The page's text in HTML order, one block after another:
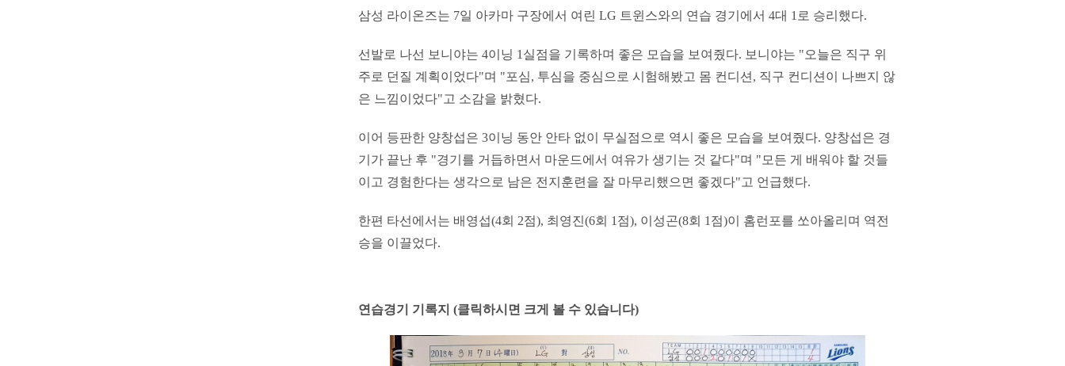
삼성 라이온즈는 7일 아카마 구장에서 여린 LG 트윈스와의 연습 경기에서 4대 1로 승리했다.
선발로 나선 보니야는 4이닝 1실점을 기록하며 좋은 모습을 보여줬다. 보니야는 "오늘은 직구 위
주로 던질 계획이었다"며 "포심, 투심을 중심으로 시험해봤고 몸 컨디션, 직구 컨디션이 나쁘지 않
은 느낌이었다"고 소감을 밝혔다.
이어 등판한 양창섭은 3이닝 동안 안타 없이 무실점으로 역시 좋은 모습을 보여줬다. 양창섭은 경
기가 끝난 후 "경기를 거듭하면서 마운드에서 여유가 생기는 것 같다"며 "모든 게 배워야 할 것들
이고 경험한다는 생각으로 남은 전지훈련을 잘 마무리했으면 좋겠다"고 언급했다.
한편 타선에서는 배영섭(4회 2점), 최영진(6회 1점), 이성곤(8회 1점)이 홈런포를 쏘아올리며 역전
승을 이끌었다.
연습경기 기록지 (클릭하시면 크게 볼 수 있습니다)